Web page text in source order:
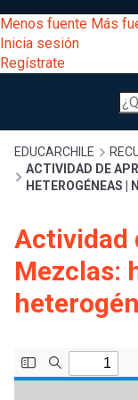
al
contenido
principal
Menú
entrar
a
mi
Menos fuente Más
Inicia sesión
Regístrate
Buscar
Menú
Desarrollo
Expand
Gestión
curricular
Comunidad
Expand
Exploración
Expand
sesión
Regístrate
de
ayuda
a
EDUCARCHILE
ACTIVIDAD DE
HETEROGÉNEAS |
Actividad
Mezclas: